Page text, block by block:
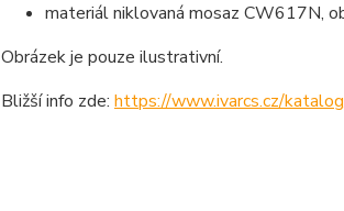
materiál niklovaná mosaz CW617N,
Obrázek je pouze ilustrativní.
Bližší info zde: https://www.ivarcs.cz/